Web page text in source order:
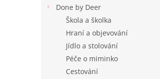
Done by Deer
Škola a školka
Hraní a objevování
Jídlo a stolování
Péče o miminko
Cestování